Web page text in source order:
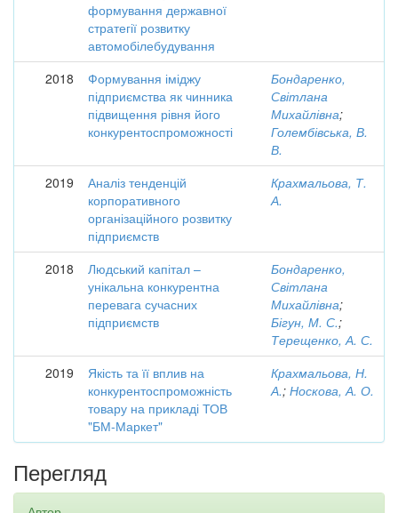
формування державної
стратегії розвитку
автомобілебудування
2018
Формування іміджу
підприємства як чинника
підвищення рівня його
конкурентоспроможності
Бондаренко,
Світлана
Михайлівна;
Голембівська, В.
В.
2019
Аналіз тенденцій
корпоративного
організаційного розвитку
підприємств
Крахмальова, Т.
А.
2018
Людський капітал –
унікальна конкурентна
перевага сучасних
підприємств
Бондаренко,
Світлана
Михайлівна;
Бігун, М. С.;
Терещенко, А. С.
2019
Якість та її вплив на
конкурентоспроможність
товару на прикладі ТОВ
"БМ-Маркет"
Крахмальова, Н.
А.; Носкова, А. О.
Перегляд